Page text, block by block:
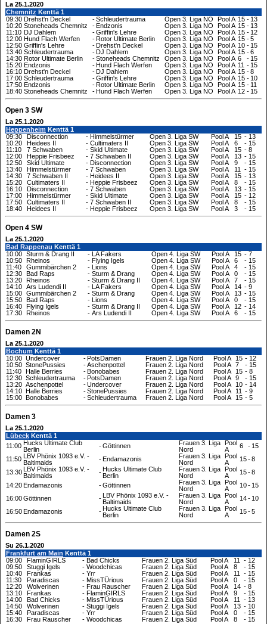
La 25.1.2020
Chemnitz Kenttä 1
09:30 Drehst'n Deckel -Schleudertrauma Open 3. Liga NO Pool A 15 - 13
10:20 Stoneheads Chemnitz -Endzonis Open 3. Liga NO Pool A 15 - 13
11:10 DJ Dahlem -Griffin's Lehre Open 3. Liga NO Pool A 15 - 12
12:00 Hund Flach Werfen -Rotor Ultimate Berlin Open 3. Liga NO Pool A 15 -5
12:50 Griffin's Lehre -Drehst'n Deckel Open 3. Liga NO Pool A 10 - 15
13:40 Schleudertrauma -DJ Dahlem Open 3. Liga NO Pool A 15 -6
14:30 Rotor Ultimate Berlin -Stoneheads Chemnitz Open 3. Liga NO Pool A 6 - 15
15:20 Endzonis -Hund Flach Werfen Open 3. Liga NO Pool A 11 - 15
16:10 Drehst'n Deckel -DJ Dahlem Open 3. Liga NO Pool A 15 -8
17:00 Schleudertrauma -Griffin's Lehre Open 3. Liga NO Pool A 15 - 10
17:50 Endzonis -Rotor Ultimate Berlin Open 3. Liga NO Pool A 15 - 11
18:40 Stoneheads Chemnitz -Hund Flach Werfen Open 3. Liga NO Pool A 12 - 15
Open 3 SW
La 25.1.2020
Heppenheim Kenttä 1
09:30
Disconnection - Himmelstürmer Open 3. Liga SW Pool A 15 - 13
10:20
Heidees II - Cultimaters II Open 3. Liga SW Pool A 6 - 15
11:10
7 Schwaben - Skid Ultimate Open 3. Liga SW Pool A 15 - 8
12:00
Heppie Frisbeez - 7 Schwaben II Open 3. Liga SW Pool A 13 - 15
12:50
Skid Ultimate - Disconnection Open 3. Liga SW Pool A 9 - 15
13:40
Himmelstürmer - 7 Schwaben Open 3. Liga SW Pool A 11 - 15
14:30
7 Schwaben II - Heidees II Open 3. Liga SW Pool A 15 - 13
15:20
Cultimaters II - Heppie Frisbeez Open 3. Liga SW Pool A 8 - 15
16:10
Disconnection - 7 Schwaben Open 3. Liga SW Pool A 13 - 15
17:00
Himmelstürmer - Skid Ultimate Open 3. Liga SW Pool A 15 - 12
17:50
Cultimaters II - 7 Schwaben II Open 3. Liga SW Pool A 8 - 15
18:40
Heidees II - Heppie Frisbeez Open 3. Liga SW Pool A 3 - 15
Open 4 SW
La 25.1.2020
Bad Rappenau Kenttä 1
10:00 Sturm & Drang II - LA Fakers Open 4. Liga SW Pool A 15 - 7
10:50 Rheinos - Flying Igels Open 4. Liga SW Pool A 6 - 15
11:40
Gummibärchen 2 - Lions Open 4. Liga SW Pool A 4 - 15
12:30 Bad Raps - Sturm & Drang Open 4. Liga SW Pool A 0 - 15
13:20 Rheinos - Sturm & Drang II Open 4. Liga SW Pool A 7 - 15
14:10 Ars Ludendi II - LA Fakers Open 4. Liga SW Pool A 14 - 9
15:00 Gummibärchen 2 - Sturm & Drang Open 4. Liga SW Pool A 13 - 15
15:50 Bad Raps - Lions Open 4. Liga SW Pool A 0 - 15
16:40 Flying Igels - Sturm & Drang II Open 4. Liga SW Pool A 12 - 14
17:30 Rheinos - Ars Ludendi II Open 4. Liga SW Pool A 6 - 15
Damen 2N
La 25.1.2020
Bochum Kenttä 1
10:00 Undercover -PotsDamen Frauen 2. Liga Nord Pool A 15 - 12
10:50 StonePussies -Aschenpottel Frauen 2. Liga Nord Pool A 7 - 15
11:40 Halle Berries -Bonobabes Frauen 2. Liga Nord Pool A 15 - 8
12:30 Schleudertrauma -PotsDamen Frauen 2. Liga Nord Pool A 9 - 15
13:20 Aschenpottel -Undercover Frauen 2. Liga Nord Pool A 10 - 14
14:10 Halle Berries -StonePussies Frauen 2. Liga Nord Pool A 11 - 9
15:00 Bonobabes -Schleudertrauma Frauen 2. Liga Nord Pool A 15 - 5
Damen 3
La 25.1.2020
Lübeck Kenttä 1
11:00 Hucks Ultimate Club
Berlin
-Göttinnen
Frauen 3. Liga
Nord
Pool
A
6 - 15
11:50 LBV Phönix 1093 e.V. -
Baltimaids
-Endamazonis
Frauen 3. Liga
Nord
Pool
A
15-8
13:30LBV Phönix 1093 e.V. -
Baltimaids
-Hucks Ultimate Club
Berlin
Frauen 3. Liga
Nord
Pool
A
15-8
14:20Endamazonis -Göttinnen
Frauen 3. Liga
Nord
Pool
A
10- 15
16:00Göttinnen -LBV Phönix 1093 e.V. -
Baltimaids
Frauen 3. Liga
Nord
Pool
A
14- 10
16:50Endamazonis -Hucks Ultimate Club
Berlin
Frauen 3. Liga
Nord
Pool
A
15-5
Damen 2S
Su 26.1.2020
Frankfurt am Main Kenttä 1
09:00
FlaminGIRLS - Bad Chicks Frauen 2. Liga Süd Pool A 11 - 12
09:50
Stuggi Igels - Woodchicas Frauen 2. Liga Süd Pool A 8 - 15
10:40
Frankas - Yrr Frauen 2. Liga Süd Pool A 11 - 15
11:30
Paradiscas - MissTÜrious Frauen 2. Liga Süd Pool A 0 - 15
12:20
Wolverinen - Frau Rauscher Frauen 2. Liga Süd Pool A 14 - 8
13:10
Frankas - FlaminGIRLS Frauen 2. Liga Süd Pool A 9 - 15
14:00
Bad Chicks - MissTÜrious Frauen 2. Liga Süd Pool A 11 - 13
14:50
Wolverinen - Stuggi Igels Frauen 2. Liga Süd Pool A 13 - 10
15:40
Paradiscas - Yrr Frauen 2. Liga Süd Pool A 0 - 15
16:30
Frau Rauscher - Woodchicas Frauen 2. Liga Süd Pool A 8 - 15